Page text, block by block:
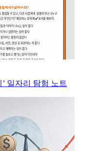
일자리 탐험 노트